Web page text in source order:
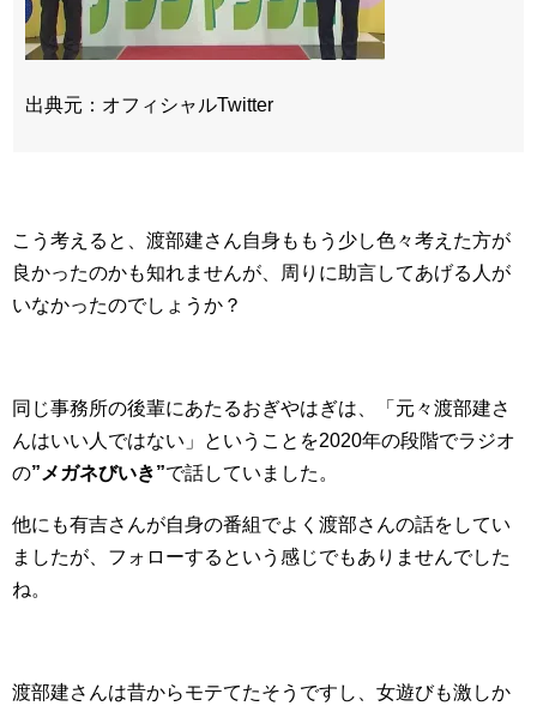
出典元：オフィシャルTwitter
こう考えると、渡部建さん自身ももう少し色々考えた方が
良かったのかも知れませんが、周りに助言してあげる人が
いなかったのでしょうか？
同じ事務所の後輩にあたるおぎやはぎは、「元々渡部建さ
んはいい人ではない」ということを2020年の段階でラジオ
の”メガネびいき”で話していました。
他にも有吉さんが自身の番組でよく渡部さんの話をしてい
ましたが、フォローするという感じでもありませんでした
ね。
渡部建さんは昔からモテてたそうですし、女遊びも激しか